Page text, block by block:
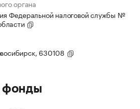
органа
Федеральной налоговой службы №
630108
фонды